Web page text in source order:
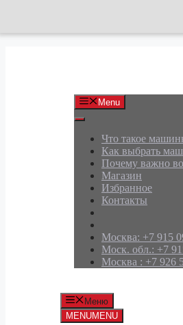
Menu
Что такое
Как выбрать
Почему важно
Магазин
Избранное
Контакты
Москва: +7 915
Моск. обл.: +7
Москва : +7 926
Меню
MENUMENU